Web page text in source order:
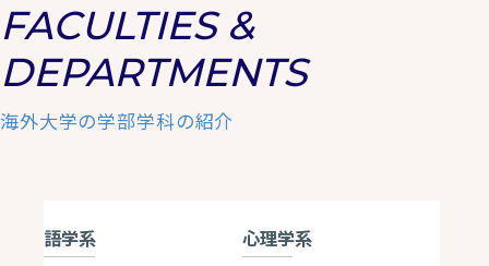
FACULTIES &
DEPARTMENTS
海外大学の学部学科の紹介
語学系 心理学系